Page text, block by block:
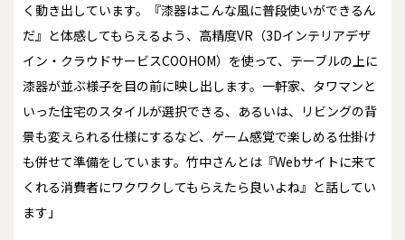
く動き出しています。『漆器はこんな風に普段使いができるん
だ』と体感してもらえるよう、高精度VR（3Dインテリアデザ
イン・クラウドサービスCOOHOM）を使って、テーブルの上に
漆器が並ぶ様子を目の前に映し出します。一軒家、タワマンと
いった住宅のスタイルが選択できる、あるいは、リビングの背
景も変えられる仕様にするなど、ゲーム感覚で楽しめる仕掛け
も併せて準備をしています。竹中さんとは『Webサイトに来て
くれる消費者にワクワクしてもらえたら良いよね』と話してい
ます」